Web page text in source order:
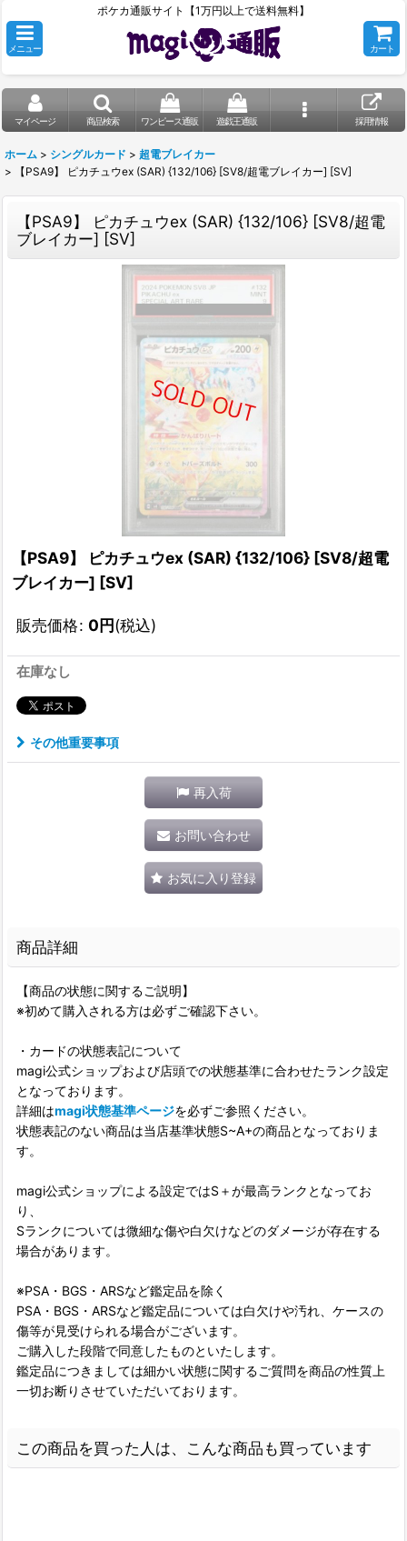
ポケカ通販サイト【1万円以上で送料無料】
メニュー カート
マイページ 商品検索 ワンピース通販 遊戯王通販 採用情報
ホーム > シングルカード > 超電ブレイカー
>
【PSA9】 ピカチュウex (SAR) {132/106} [SV8/超電ブレイカー] [SV]
【PSA9】 ピカチュウex (SAR) {132/106} [SV8/超電
ブレイカー] [SV]
【PSA9】 ピカチュウex (SAR) {132/106} [SV8/超電
ブレイカー] [SV]
販売価格: 0円(税込)
在庫なし
その他重要事項
再入荷
お問い合わせ
お気に入り登録
商品詳細
【商品の状態に関するご説明】
※初めて購入される方は必ずご確認下さい。
・カードの状態表記について
magi公式ショップおよび店頭での状態基準に合わせたランク設定
となっております。
詳細はmagi状態基準ページを必ずご参照ください。
状態表記のない商品は当店基準状態S~A+の商品となっておりま
す。
magi公式ショップによる設定ではS＋が最高ランクとなってお
り、
Sランクについては微細な傷や白欠けなどのダメージが存在する
場合があります。
※PSA・BGS・ARSなど鑑定品を除く
PSA・BGS・ARSなど鑑定品については白欠けや汚れ、ケースの
傷等が見受けられる場合がございます。
ご購入した段階で同意したものといたします。
鑑定品につきましては細かい状態に関するご質問を商品の性質上
一切お断りさせていただいております。
この商品を買った人は、こんな商品も買っています